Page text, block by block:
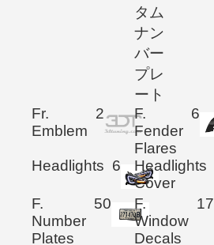
タム
ナン
バー
プレ
ート
Fr.
Emblem
2
F.
Fender
Flares
6
Headlights 6
Headlights
Cover
F.
Number
Plates
50
F.
Window
Decals
17